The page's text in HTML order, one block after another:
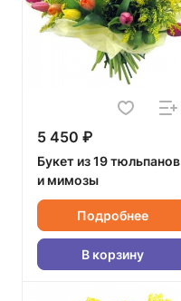
5 450 ₽
Букет из 19 тюльпанов
и мимозы
Подробнее
В корзину